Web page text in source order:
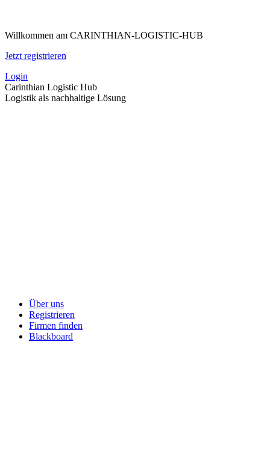
springen
Willkommen am CARINTHIAN-LOGISTIC-HUB
Jetzt registrieren
Login
Carinthian Logistic Hub
Logistik als nachhaltige Lösung
Über uns
Registrieren
Firmen finden
Blackboard